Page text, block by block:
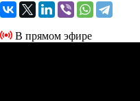
В прямом эфире